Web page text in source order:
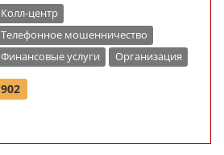
Колл-центр
Телефонное мошенничество
Финансовые услуги
Организация
902